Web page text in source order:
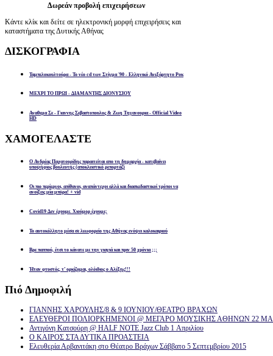
Δωρεάν προβολή επιχειρήσεων
Κάντε κλίκ και δείτε σε ηλεκτρονική μορφή επιχειρήσεις και
καταστήματα της Δυτικής Αθήνας
ΔΙΣΚΟΓΡΑΦΙΑ
Ταμπελοκουλτούρα - Το νέο cd των Στίγμα '90 - Ελληνικό Ανεξάρτητο Ροκ
ΜΕΧΡΙ ΤΟ ΠΡΩΙ - ΔΙΑΜΑΝΤΗΣ ΔΙΟΝΥΣΙΟΥ
Αναθεμα Σε - Γιαννης Σεβαστοπουλος & Ζωη Τηγανουρια - Official Video
HD
ΧΑΜΟΓΕΛΑΣΤΕ
Ο Ανδρέας Παχατουρίδης παραιτείται απο τη δημαρχία - κατεβαίνει
υποψήφιος βουλευτής (αποκλειστικό ρεπορτάζ)
Οι πιο περίεργοι, απίθανοι, αναπάντεχοι αλλά και διασκεδαστικοί τρόποι να
ανοίξεις μία μπύρα! + vid
Covid19 Δεν έχουμε. Χιούμορ έχουμε;
Το αυτοκόλλητο μέσα σε λεωφορείο της Αθήνας ενόψει καλοκαιριού
Βρε παππού, έτσι το κάνατε με την γιαγιά και πριν 50 χρόνια ;;;
Ήταν φτυστός, τ’ ορκίζομαι, ολόιδιος ο Αλέξης!!!
Πιό Δημοφιλή
ΓΙΑΝΝΗΣ ΧΑΡΟΥΛΗΣ/8 & 9 ΙΟΥΝΙΟΥ/ΘΕΑΤΡΟ ΒΡΑΧΩΝ
ΕΛΕΥΘΕΡΟΙ ΠΟΛΙΟΡΚΗΜΕΝΟΙ @ ΜΕΓΑΡΟ ΜΟΥΣΙΚΗΣ ΑΘΗΝΩΝ 22
Αντιγόνη Κατσούρη @ HALF NOTE Jazz Club 1 Απριλίου
Ο ΚΑΙΡΟΣ ΣΤΑ ΔΥΤΙΚΑ ΠΡΟΑΣΤΕΙΑ
Ελευθερία Αρβανιτάκη στο Θέατρο Βράχων Σάββατο 5 Σεπτεμβρίου 2015